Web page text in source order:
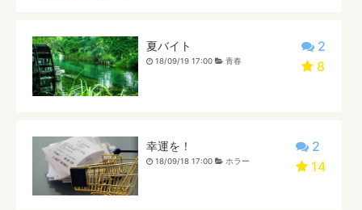
2
8
夏バイト
18/09/19 17:00 青春
2
14
幸運を！
18/09/18 17:00 ホラー